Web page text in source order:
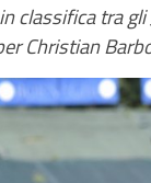
classifica tra
Christian